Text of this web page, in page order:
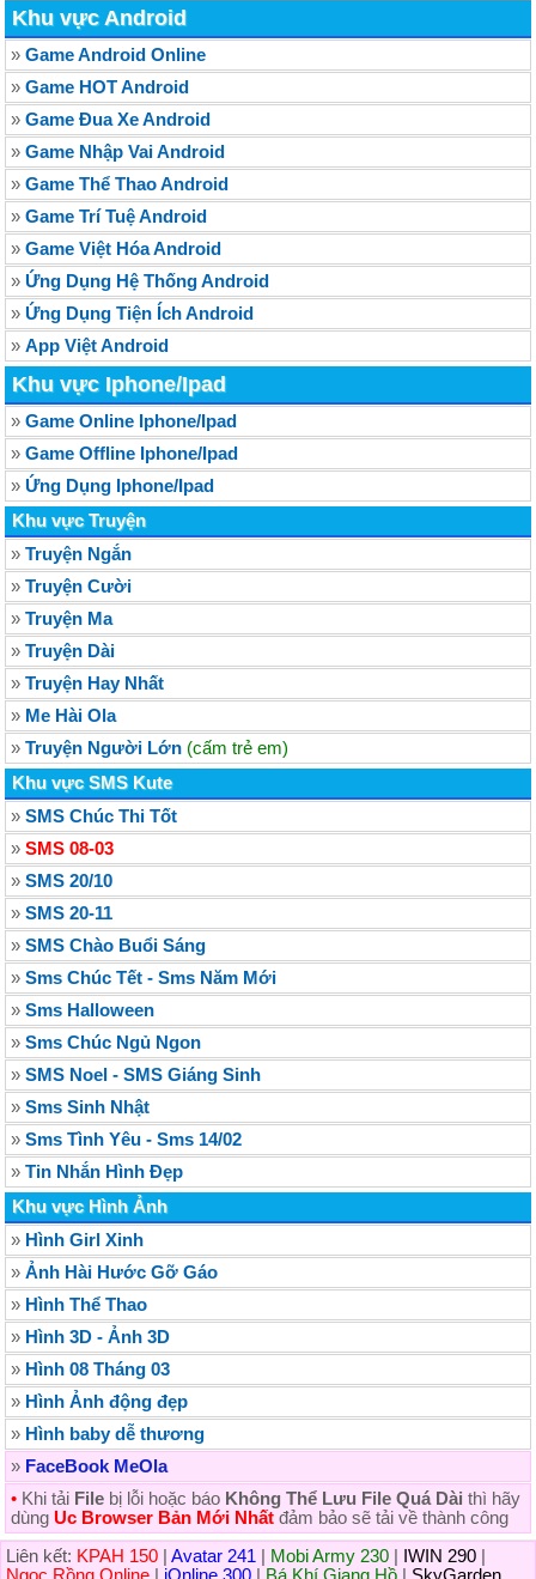
Khu vực Android
» Game Android Online
» Game HOT Android
» Game Đua Xe Android
» Game Nhập Vai Android
» Game Thể Thao Android
» Game Trí Tuệ Android
» Game Việt Hóa Android
» Ứng Dụng Hệ Thống Android
» Ứng Dụng Tiện Ích Android
» App Việt Android
Khu vực Iphone/Ipad
» Game Online Iphone/Ipad
» Game Offline Iphone/Ipad
» Ứng Dụng Iphone/Ipad
Khu vực Truyện
» Truyện Ngắn
» Truyện Cười
» Truyện Ma
» Truyện Dài
» Truyện Hay Nhất
» Me Hài Ola
» Truyện Người Lớn (cấm trẻ em)
Khu vực SMS Kute
» SMS Chúc Thi Tốt
» SMS 08-03
» SMS 20/10
» SMS 20-11
» SMS Chào Buổi Sáng
» Sms Chúc Tết - Sms Năm Mới
» Sms Halloween
» Sms Chúc Ngủ Ngon
» SMS Noel - SMS Giáng Sinh
» Sms Sinh Nhật
» Sms Tình Yêu - Sms 14/02
» Tin Nhắn Hình Ðẹp
Khu vực Hình Ảnh
» Hình Girl Xinh
» Ảnh Hài Hước Gỡ Gáo
» Hình Thể Thao
» Hình 3D - Ảnh 3D
» Hình 08 Tháng 03
» Hình Ảnh động đẹp
» Hình baby dễ thương
» FaceBook MeOla
• Khi tải File bị lỗi hoặc báo Không Thể Lưu File Quá Dài thì hãy
dùng Uc Browser Bản Mới Nhất đảm bảo sẽ tải về thành công
Liên kết: KPAH 150 Avatar 241 Mobi Army 230 IWIN 290
Ngọc Rồng Online
iOnline 300 Bá Khí Giang Hồ SkyGarden